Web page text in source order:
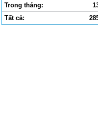
Trong tháng:
Tất cả: